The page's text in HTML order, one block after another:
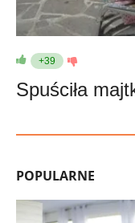
+39
Spuściła
POPULARNE